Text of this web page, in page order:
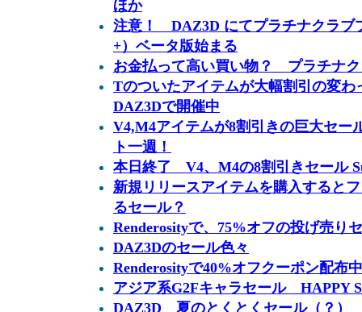
ほか
注意！ DAZ3D にてプラチナクラブ
+）ベータ版始まる
お金払って高い買い物？ プラチナ
Tのついたアイテムが大幅割引の変
DAZ3Dで開催中
V4,M4アイテムが8割引きの巨大セー
ト一週！
本日終了 V4、M4の8割引きセール
新規リリースアイテムを購入すると
るセール？
Renderosityで、75%オフの投げ売り
DAZ3Dのセール色々
Renderosityで40%オフクーポン配布中
アジア系G2Fキャラセール HAPPY
DAZ3D 夏のとくとくセール（？）